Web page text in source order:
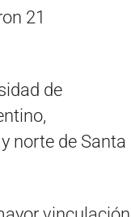
21
de
norte de Santa